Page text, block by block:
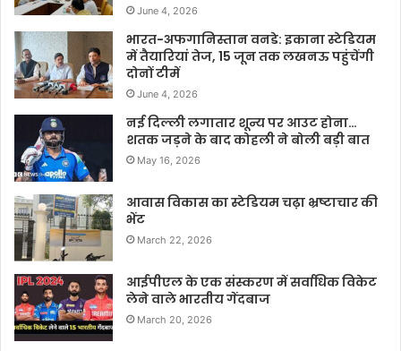
June 4, 2026
भारत-अफगानिस्तान वनडे: इकाना स्टेडियम
में तैयारियां तेज, 15 जून तक लखनऊ पहुंचेंगी
दोनों टीमें
June 4, 2026
नई दिल्ली लगातार शून्य पर आउट होना…
शतक जड़ने के बाद कोहली ने बोली बड़ी बात
May 16, 2026
आवास विकास का स्टेडियम चढ़ा भ्रष्टाचार की
भेंट
March 22, 2026
आईपीएल के एक संस्करण में सर्वाधिक विकेट
लेने वाले भारतीय गेंदबाज
March 20, 2026